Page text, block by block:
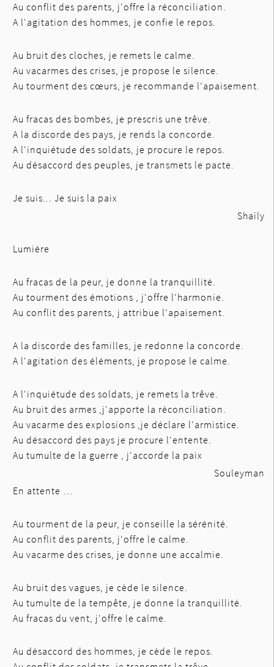
Au conflit des parents, j'offre la réconciliation.
A l'agitation des hommes, je confie le repos.
Au bruit des cloches, je remets le calme.
Au vacarmes des crises, je propose le silence.
Au tourment des cœurs, je recommande l’apaisement.
Au fracas des bombes, je prescris une trêve.
A la discorde des pays, je rends la concorde.
A l'inquiétude des soldats, je procure le repos.
Au désaccord des peuples, je transmets le pacte.
Je suis... Je suis la paix
Shaïly
Lumière
Au fracas de la peur, je donne la tranquillité.
Au tourment des émotions , j'offre l'harmonie.
Au conflit des parents, j attribue l'apaisement.
A la discorde des familles, je redonne la concorde.
A l'agitation des éléments, je propose le calme.
A l'inquiétude des soldats, je remets la trêve.
Au bruit des armes ,j'apporte la réconciliation.
Au vacarme des explosions ,je déclare l'armistice.
Au désaccord des pays je procure l'entente.
Au tumulte de la guerre , j'accorde la paix
Souleyman
En attente …
Au tourment de la peur, je conseille la sérénité.
Au conflit des parents, j'offre le calme.
Au vacarme des crises, je donne une accalmie.
Au bruit des vagues, je cède le silence.
Au tumulte de la tempête, je donne la tranquillité.
Au fracas du vent, j'offre le calme.
Au désaccord des hommes, je cède le repos.